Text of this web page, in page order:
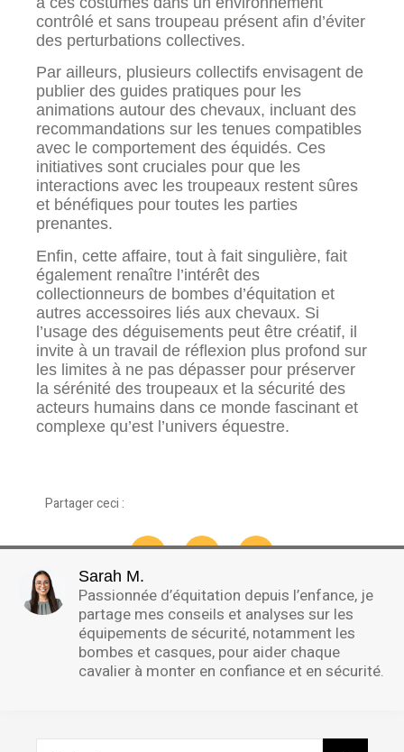
contrôlé et sans troupeau présent afin d’éviter
des perturbations collectives.
Par ailleurs, plusieurs collectifs envisagent de
publier des guides pratiques pour les
animations autour des chevaux, incluant des
recommandations sur les tenues compatibles
avec le comportement des équidés. Ces
initiatives sont cruciales pour que les
interactions avec les troupeaux restent sûres
et bénéfiques pour toutes les parties
prenantes.
Enfin, cette affaire, tout à fait singulière, fait
également renaître l’intérêt des
collectionneurs de bombes d’équitation et
autres accessoires liés aux chevaux. Si
l’usage des déguisements peut être créatif, il
invite à un travail de réflexion plus profond sur
les limites à ne pas dépasser pour préserver
la sérénité des troupeaux et la sécurité des
acteurs humains dans ce monde fascinant et
complexe qu’est l’univers équestre.
Partager ceci :
Sarah M.
Passionnée d’équitation depuis l’enfance, je
partage mes conseils et analyses sur les
équipements de sécurité, notamment les
bombes et casques, pour aider chaque
cavalier à monter en confiance et en sécurité.